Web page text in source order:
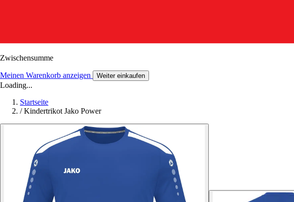
Zwischensumme
Meinen Warenkorb anzeigen Weiter einkaufen
Loading...
Startseite
/ Kindertrikot Jako Power